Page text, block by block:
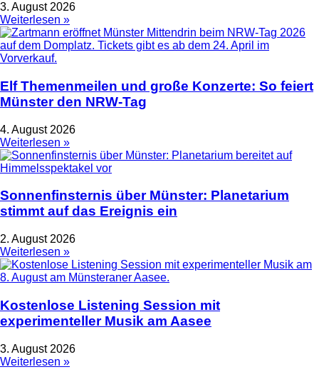
3. August 2026
Weiterlesen »
Elf Themenmeilen und große Konzerte: So feiert
Münster den NRW-Tag
4. August 2026
Weiterlesen »
Sonnenfinsternis über Münster: Planetarium
stimmt auf das Ereignis ein
2. August 2026
Weiterlesen »
Kostenlose Listening Session mit
experimenteller Musik am Aasee
3. August 2026
Weiterlesen »